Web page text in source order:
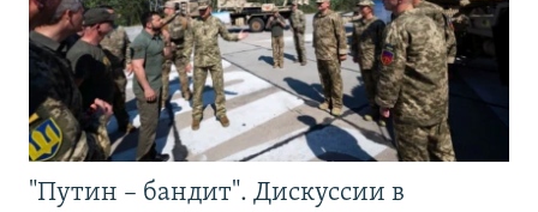
"Путин – бандит". Дискуссии в